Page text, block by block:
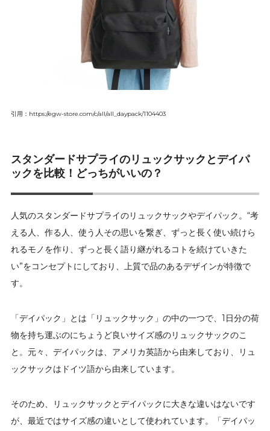
引用：https://egw-store.com/c/all/all_daypack/1104403
スタンダードサプライのリュックサックとデイパ
ックを比較！どっちがいいの？
人気のスタンダードサプライのリュックサックやデイパック。“考
える人、作る人、使う人その思いを繋ぎ、ずっと長く使い続けら
れるモノを作り、ずっと長く語り継がれるコトを続けていきた
い”をコンセプトにしており、上質で品のあるデザインが特徴で
す。
「デイパック」とは「リュックサック」の中の一つで、1日分の荷
物を持ち運ぶのにちょうど良いサイズ感のリュックサックのこ
と。元々、デイパックは、アメリカ英語から由来しており、リュ
ックサックはドイツ語から由来しています。
そのため、リュックサックとデイパックに大きな違いはないです
が、最近ではサイズ感の違いとして使われています。「デイパッ